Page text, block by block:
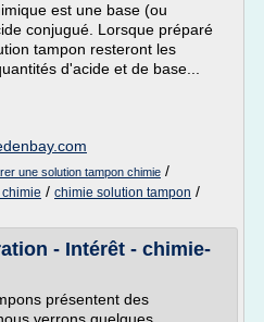
est une base (ou
conjugué. Lorsque préparé
tampon resteront les
d'acide et de base...
une solution tampon chimie /
/ chimie solution tampon /
- Intérêt - chimie-
présentent des